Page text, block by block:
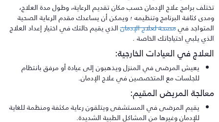
برامج علاج الإدمان حسب مكان تقديم الرعاية، وطول مدة العلاج،
كثافة البرنامج وتنظيمه ؛ ويمكن أن يساعدك مقدم الرعاية الصحية
فيمصحة لعلاج الإدمانالذي يقيم حالتك في اختيار إعداد العلاج
يلبي احتياجاتك الخاصة .
في العيادات الخارجية:
يعيش المرضى في المنزل ويذهبون إلى عيادة أو مرفق بانتظام
للجلسات مع المتخصصين في علاج الإدمان.
المريض المقيم:
يقيم المرضى في المستشفى ويتلقون رعاية مكثفة ومنظمة للغاية
للإدمان وغيرها من المشاكل الطبية الشديدة.